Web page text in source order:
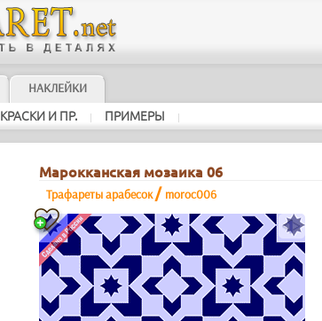
НАКЛЕЙКИ
КРАСКИ И ПР. | ПРИМЕРЫ |
Марокканская мозаика 06
Трафареты арабесок / moroc006
a